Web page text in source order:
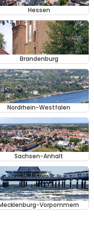
Hessen
Brandenburg
Nordrhein-Westfalen
Sachsen-Anhalt
Vorpommern